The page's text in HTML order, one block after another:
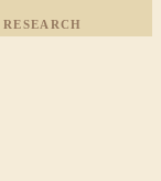
RESEARCH